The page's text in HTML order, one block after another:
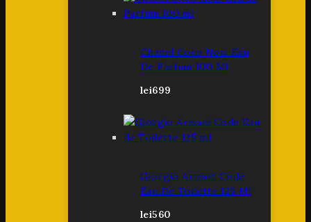
Chanel Coco Noir Eau
De Parfum 100 Ml
lei699
Giorgio Armani Code
Eau De Toilette 125 Ml
lei560